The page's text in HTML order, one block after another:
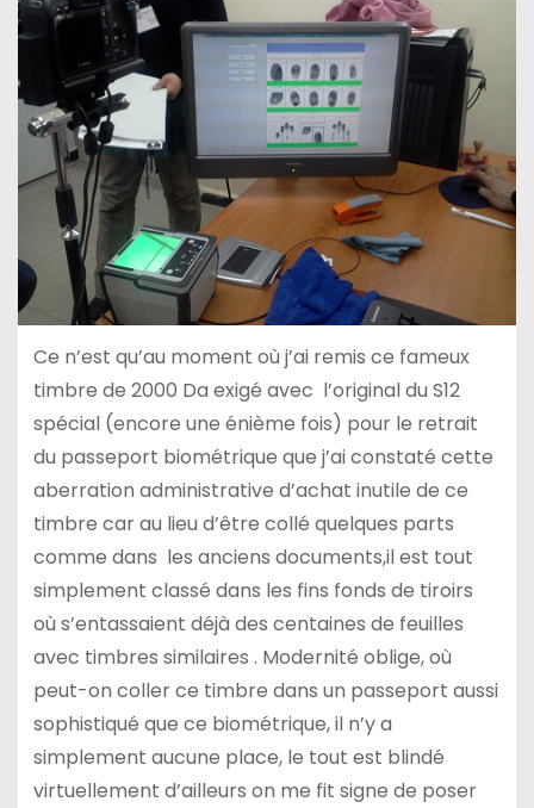
Ce n’est qu’au moment où j’ai remis ce fameux
timbre de 2000 Da exigé avec l’original du S12
spécial (encore une énième fois) pour le retrait
du passeport biométrique que j’ai constaté cette
aberration administrative d’achat inutile de ce
timbre car au lieu d’être collé quelques parts
comme dans les anciens documents,il est tout
simplement classé dans les fins fonds de tiroirs
où s’entassaient déjà des centaines de feuilles
avec timbres similaires . Modernité oblige, où
peut-on coller ce timbre dans un passeport aussi
sophistiqué que ce biométrique, il n’y a
simplement aucune place, le tout est blindé
virtuellement d’ailleurs on me fit signe de poser